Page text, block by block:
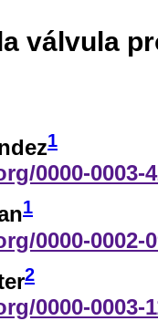
válvula
1
0000-0003-
1
0000-0002-
2
0000-0003-